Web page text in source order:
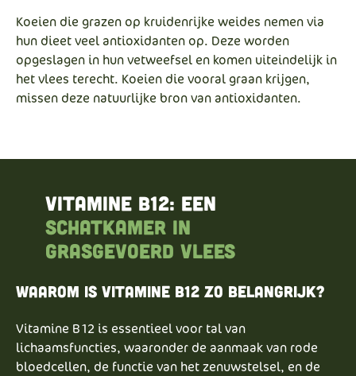
Koeien die grazen op kruidenrijke weides nemen via
hun dieet veel antioxidanten op. Deze worden
opgeslagen in hun vetweefsel en komen uiteindelijk in
het vlees terecht. Koeien die vooral graan krijgen,
missen deze natuurlijke bron van antioxidanten.
Vitamine B12: een
schatkamer in
grasgevoerd vlees
Waarom is vitamine b12 zo belangrijk?
Vitamine B12 is essentieel voor tal van
lichaamsfuncties, waaronder de aanmaak van rode
bloedcellen, de functie van het zenuwstelsel, en de